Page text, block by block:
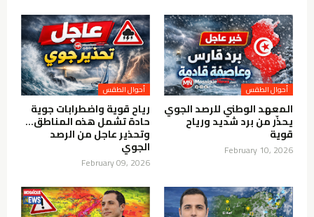
المعهد الوطني للرصد الجوي
يحذّر من برد شديد ورياح
قوية
February 10, 2026
رياح قوية واضطرابات جوية
حادة تشمل هذه المناطق…
وتحذير عاجل من الرصد
الجوي
February 09, 2026